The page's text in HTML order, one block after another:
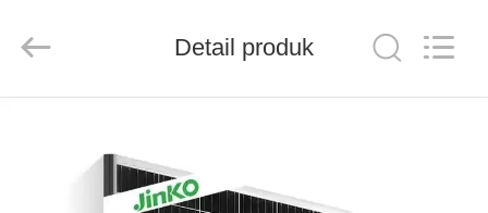
PRODUK
LTD.
Detail produk